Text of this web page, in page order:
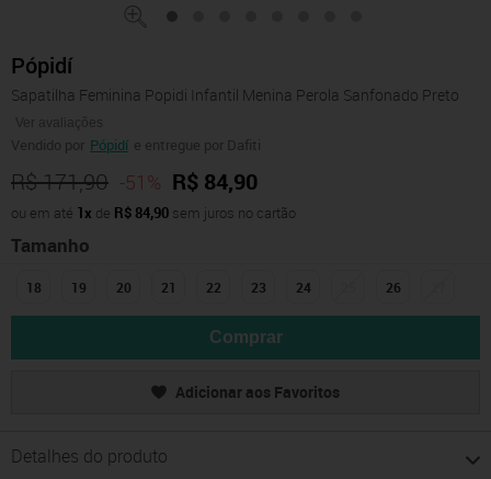
Pópidí
Sapatilha Feminina Popidi Infantil Menina Perola Sanfonado Preto
Ver avaliações
Vendido por Pópidí e entregue por Dafiti
R$ 171,90 -51% R$ 84,90
ou em até 1x de R$ 84,90 sem juros no cartão
Tamanho
18 19 20 21 22 23 24 26
Comprar
Adicionar aos Favoritos
Detalhes do produto